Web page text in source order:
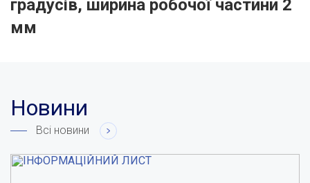
градусів, ширина робочої частини 2
мм
Новини
Всі новини